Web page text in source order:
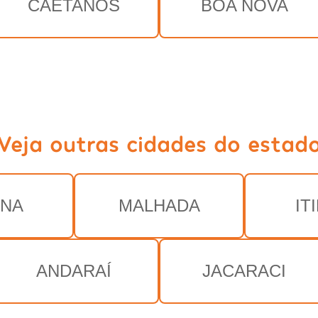
CAETANOS BOA NOVA
outras cidades do
MALHADA
ANDARAÍ JACARACI